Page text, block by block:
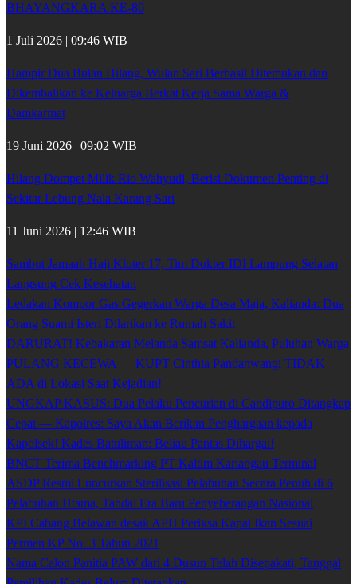
BHAYANGKARA KE-80
1 Juli 2026 | 09:46 WIB
Hampir Dua Bulan Hilang, Wulan Sari Berhasil Ditemukan dan
Dikembalikan ke Keluarga Berkat Kerja Sama Warga &
Damkarmat
19 Juni 2026 | 09:02 WIB
Hilang Dompet Milik Rio Wahyudi, Berisi Dokumen Penting di
Sekitar Lebung Nala Karang Sari
11 Juni 2026 | 12:46 WIB
Sambut Jamaah Haji Kloter 17, Tim Dokter IDI Lampung Selatan
Langsung Cek Kesehatan
Ledakan Kompor Gas Gegerkan Warga Desa Maja, Kalianda: Dua
Orang Suami Isteri Dilarikan ke Rumah Sakit
DARURAT! Kebakaran Melanda Samsat Kalianda, Puluhan Warga
PULANG KECEWA — KUPT Cinthia Pandanwangi TIDAK
ADA di Lokasi Saat Kejadian!
UNGKAP KASUS: Dua Pelaku Pencurian di Candipuro Ditangkap
Cepat — Kapolres: Saya Akan Berikan Penghargaan kepada
Kapolsek! Kades Batuliman: Beliau Pantas Dihargai!
BNCT Terima Benchmarking PT Kaltim Kariangau Terminal
ASDP Resmi Luncurkan Sterilisasi Pelabuhan Secara Penuh di 6
Pelabuhan Utama, Tandai Era Baru Penyeberangan Nasional
KPI Cabang Belawan desak APH Periksa Kapal Ikan Sesuai
Permen KP No. 3 Tahun 2021
Nama Calon Panitia PAW dari 4 Dusun Telah Disepakati, Tanggal